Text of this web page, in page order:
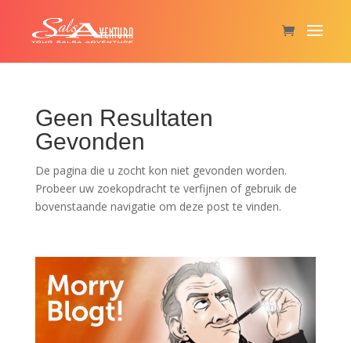
Geen Resultaten
Gevonden
De pagina die u zocht kon niet gevonden worden.
Probeer uw zoekopdracht te verfijnen of gebruik de
bovenstaande navigatie om deze post te vinden.